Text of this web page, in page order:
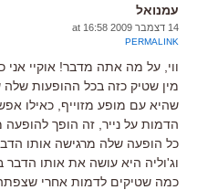
עמנואל
14 דצמבר 2009 at 16:58
PERMALINK
ווי, על מה אתה מדבר! אוקיי
מין שטיק כזה בכל ההופעות
שהיא עם מופע מזוייף, כאילו
הדמות על נייר, זה הופך להופעה
כל הופעה שלה מרגישה אותו
וג'וליה היא עושה את אותו הדבר
כמה שטיקים לדמות אחרי